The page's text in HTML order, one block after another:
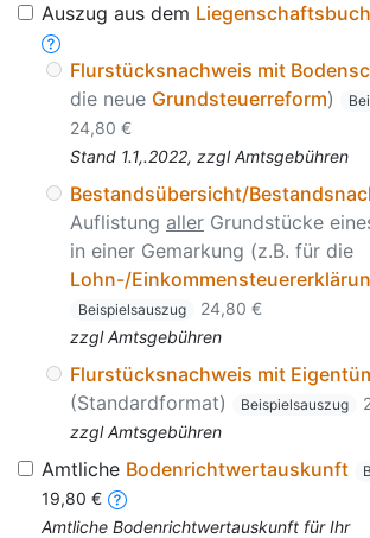
Auszug aus dem Liegenschaftsbuch
Flurstücksnachweis mit
die neue Grundsteuerreform)
24,80 €
Stand 1.1,.2022, zzgl Amtsgebühren
Bestandsübersicht/
Auflistung aller Grundstücke
in einer Gemarkung (z.B. für die
Lohn-/
Beispielsauszug
24,80 €
zzgl Amtsgebühren
Flurstücksnachweis mit
(Standardformat)
Beispielsauszug
zzgl Amtsgebühren
Amtliche Bodenrichtwertauskunft
19,80 €
Amtliche Bodenrichtwertauskunft für Ihr